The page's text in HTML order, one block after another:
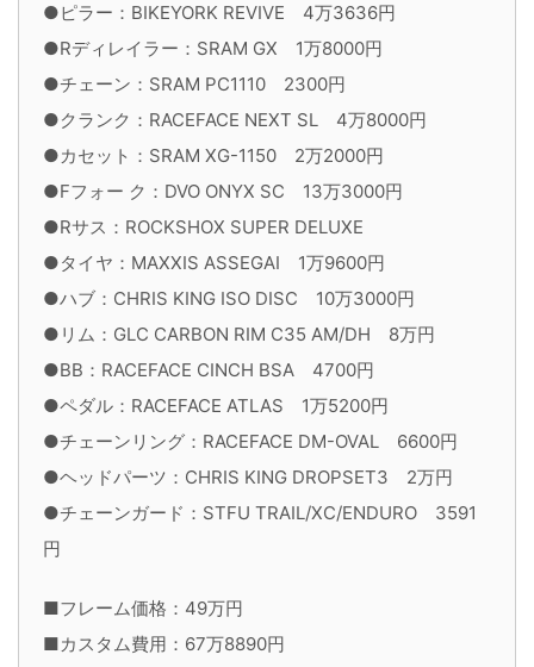
●ピラー：BIKEYORK REVIVE 4万3636円
●Rディレイラー：SRAM GX 1万8000円
●チェーン：SRAM PC1110 2300円
●クランク：RACEFACE NEXT SL 4万8000円
●カセット：SRAM XG-1150 2万2000円
●Fフォー ク：DVO ONYX SC 13万3000円
●Rサス：ROCKSHOX SUPER DELUXE
●タイヤ：MAXXIS ASSEGAI 1万9600円
●ハブ：CHRIS KING ISO DISC 10万3000円
●リム：GLC CARBON RIM C35 AM/DH 8万円
●BB：RACEFACE CINCH BSA 4700円
●ペダル：RACEFACE ATLAS 1万5200円
●チェーンリング：RACEFACE DM-OVAL 6600円
●ヘッドパーツ：CHRIS KING DROPSET3 2万円
●チェーンガード：STFU TRAIL/XC/ENDURO 3591
円
■フレーム価格：49万円
■カスタム費用：67万8890円